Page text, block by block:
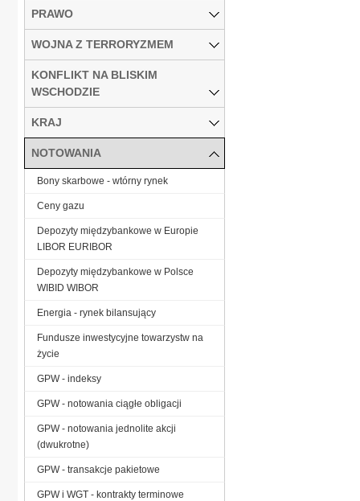
PRAWO
WOJNA Z TERRORYZMEM
KONFLIKT NA BLISKIM
WSCHODZIE
KRAJ
NOTOWANIA
Bony skarbowe - wtórny rynek
Ceny gazu
Depozyty międzybankowe w Europie
LIBOR EURIBOR
Depozyty międzybankowe w Polsce
WIBID WIBOR
Energia - rynek bilansujący
Fundusze inwestycyjne towarzystw na
życie
GPW - indeksy
GPW - notowania ciągłe obligacji
GPW - notowania jednolite akcji
(dwukrotne)
GPW - transakcje pakietowe
GPW i WGT - kontrakty terminowe